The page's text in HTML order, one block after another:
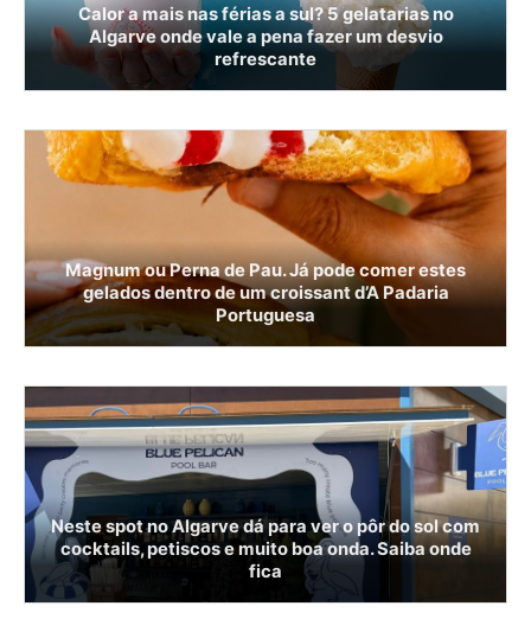
Calor a mais nas férias a sul? 5 gelatarias no
Algarve onde vale a pena fazer um desvio
refrescante
Magnum ou Perna de Pau. Já pode comer estes
gelados dentro de um croissant d’A Padaria
Portuguesa
Neste spot no Algarve dá para ver o pôr do sol com
cocktails, petiscos e muito boa onda. Saiba onde
fica